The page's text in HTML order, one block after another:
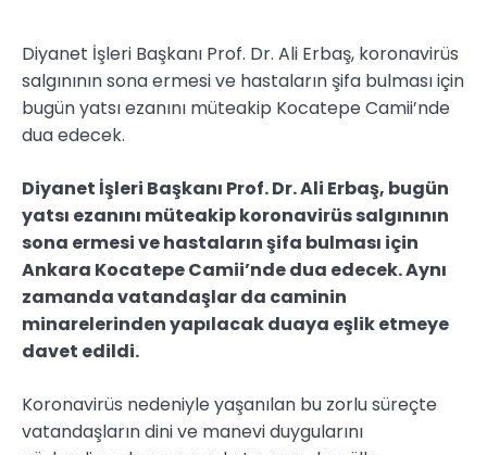
Diyanet İşleri Başkanı Prof. Dr. Ali Erbaş, koronavirüs
salgınının sona ermesi ve hastaların şifa bulması için
bugün yatsı ezanını müteakip Kocatepe Camii’nde
dua edecek.
Diyanet İşleri Başkanı Prof. Dr. Ali Erbaş, bugün
yatsı ezanını müteakip koronavirüs salgınının
sona ermesi ve hastaların şifa bulması için
Ankara Kocatepe Camii’nde dua edecek. Aynı
zamanda vatandaşlar da caminin
minarelerinden yapılacak duaya eşlik etmeye
davet edildi.
Koronavirüs nedeniyle yaşanılan bu zorlu süreçte
vatandaşların dini ve manevi duygularını